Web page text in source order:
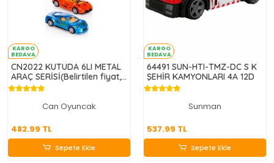
KARGO
BEDAVA
CN2022 KUTUDA 6LI METAL
ARAÇ SERİSİ(Belirtilen fiyat,
tekli satış için adet fiyatıdır.)
Can Oyuncak
482.99 TL
482.99 TL
Sepete Ekle
KARGO
BEDAVA
64491 SUN-HTI-TMZ-DC S K
ŞEHİR KAMYONLARI 4A 12D
Sunman
537.99 TL
537.99 TL
Sepete Ekle